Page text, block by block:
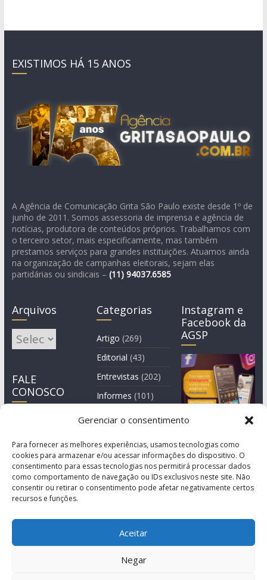
Gerenciar o consentimento
Para fornecer as melhores experiências, usamos tecnologias como
cookies para armazenar e/ou acessar informações do dispositivo. O
consentimento para essas tecnologias nos permitirá processar dados
como comportamento de navegação ou IDs exclusivos neste site. Não
consentir ou retirar o consentimento pode afetar negativamente certos
recursos e funções.
Aceitar
Negar
EXISTIMOS HÁ 15 ANOS
A Agência de Comunicação Grita São Paulo existe desde 1º de
junho de 2011. Somos assessoria de imprensa e agência de
notícias, produtora de conteúdos próprios. Trabalhamos com
o terceiro setor, mais especificamente, mas também
prestamos serviços para grandes instituições. Atuamos ainda
na organização de campanhas eleitorais, sejam elas
partidárias ou sindicais – (11) 94037.6585
Arquivos
Arquivos
FALE
CONOSCO
Categorias
Artigo (269)
Editorial (43)
Entrevistas (202)
Informes (101)
Manchete
Instagram e
Facebook da
AGSP
© Copyright 2011-2026